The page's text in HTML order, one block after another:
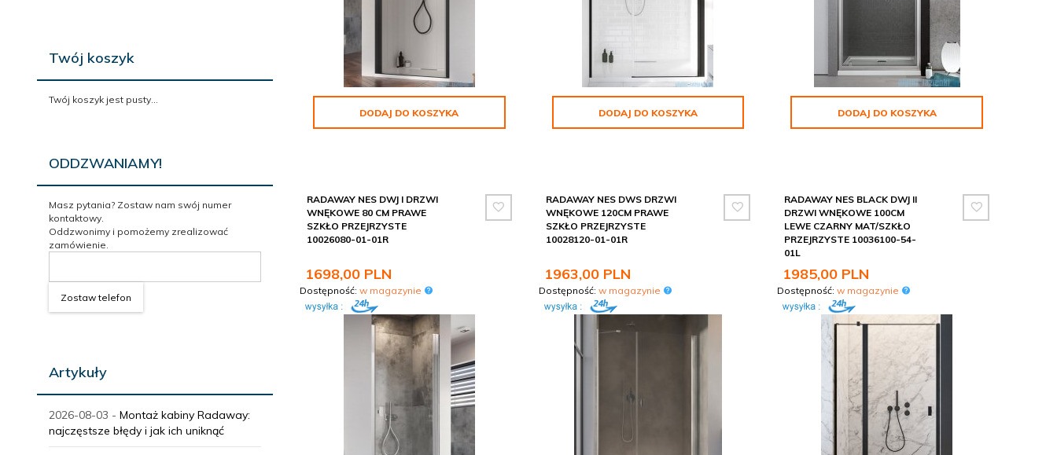
Twój koszyk
Twój koszyk jest pusty...
ODDZWANIAMY!
Masz pytania? Zostaw nam swój numer
kontaktowy.
Oddzwonimy i pomożemy zrealizować
zamówienie.
Zostaw telefon
Artykuły
2026-08-03 - Montaż kabiny Radaway:
najczęstsze błędy i jak ich uniknąć
DODAJ DO KOSZYKA DODAJ DO KOSZYKA DODAJ DO KOSZYKA
RADAWAY NES DWJ I DRZWI
WNĘKOWE 80 CM PRAWE
SZKŁO PRZEJRZYSTE
10026080-01-01R
1698,00 PLN
Dostępność: w magazynie
RADAWAY NES DWS DRZWI
WNĘKOWE 120CM PRAWE
SZKŁO PRZEJRZYSTE
10028120-01-01R
1963,00 PLN
Dostępność: w magazynie
RADAWAY NES BLACK DWJ II
DRZWI WNĘKOWE 100CM
LEWE CZARNY MAT/SZKŁO
PRZEJRZYSTE 10036100-54-
01L
1985,00 PLN
Dostępność:w magazynie